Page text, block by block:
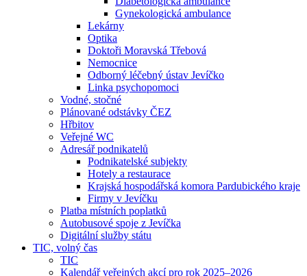
Gynekologická ambulance
Lekárny
Optika
Doktoři Moravská Třebová
Nemocnice
Odborný léčebný ústav Jevíčko
Linka psychopomoci
Vodné, stočné
Plánované odstávky ČEZ
Hřbitov
Veřejné WC
Adresář podnikatelů
Podnikatelské subjekty
Hotely a restaurace
Krajská hospodářská komora Pardubického kraje
Firmy v Jevíčku
Platba místních poplatků
Autobusové spoje z Jevíčka
Digitální služby státu
TIC, volný čas
TIC
Kalendář veřejných akcí pro rok 2025–2026